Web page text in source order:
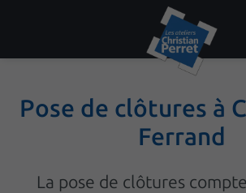
Pose de clôtures à
Ferrand
La pose de clôtures